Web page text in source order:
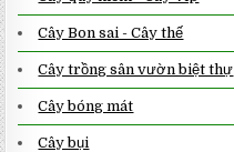
Cây Bon sai - Cây thế
Cây trồng sân vườn biệt thự
Cây bóng mát
Cây bụi